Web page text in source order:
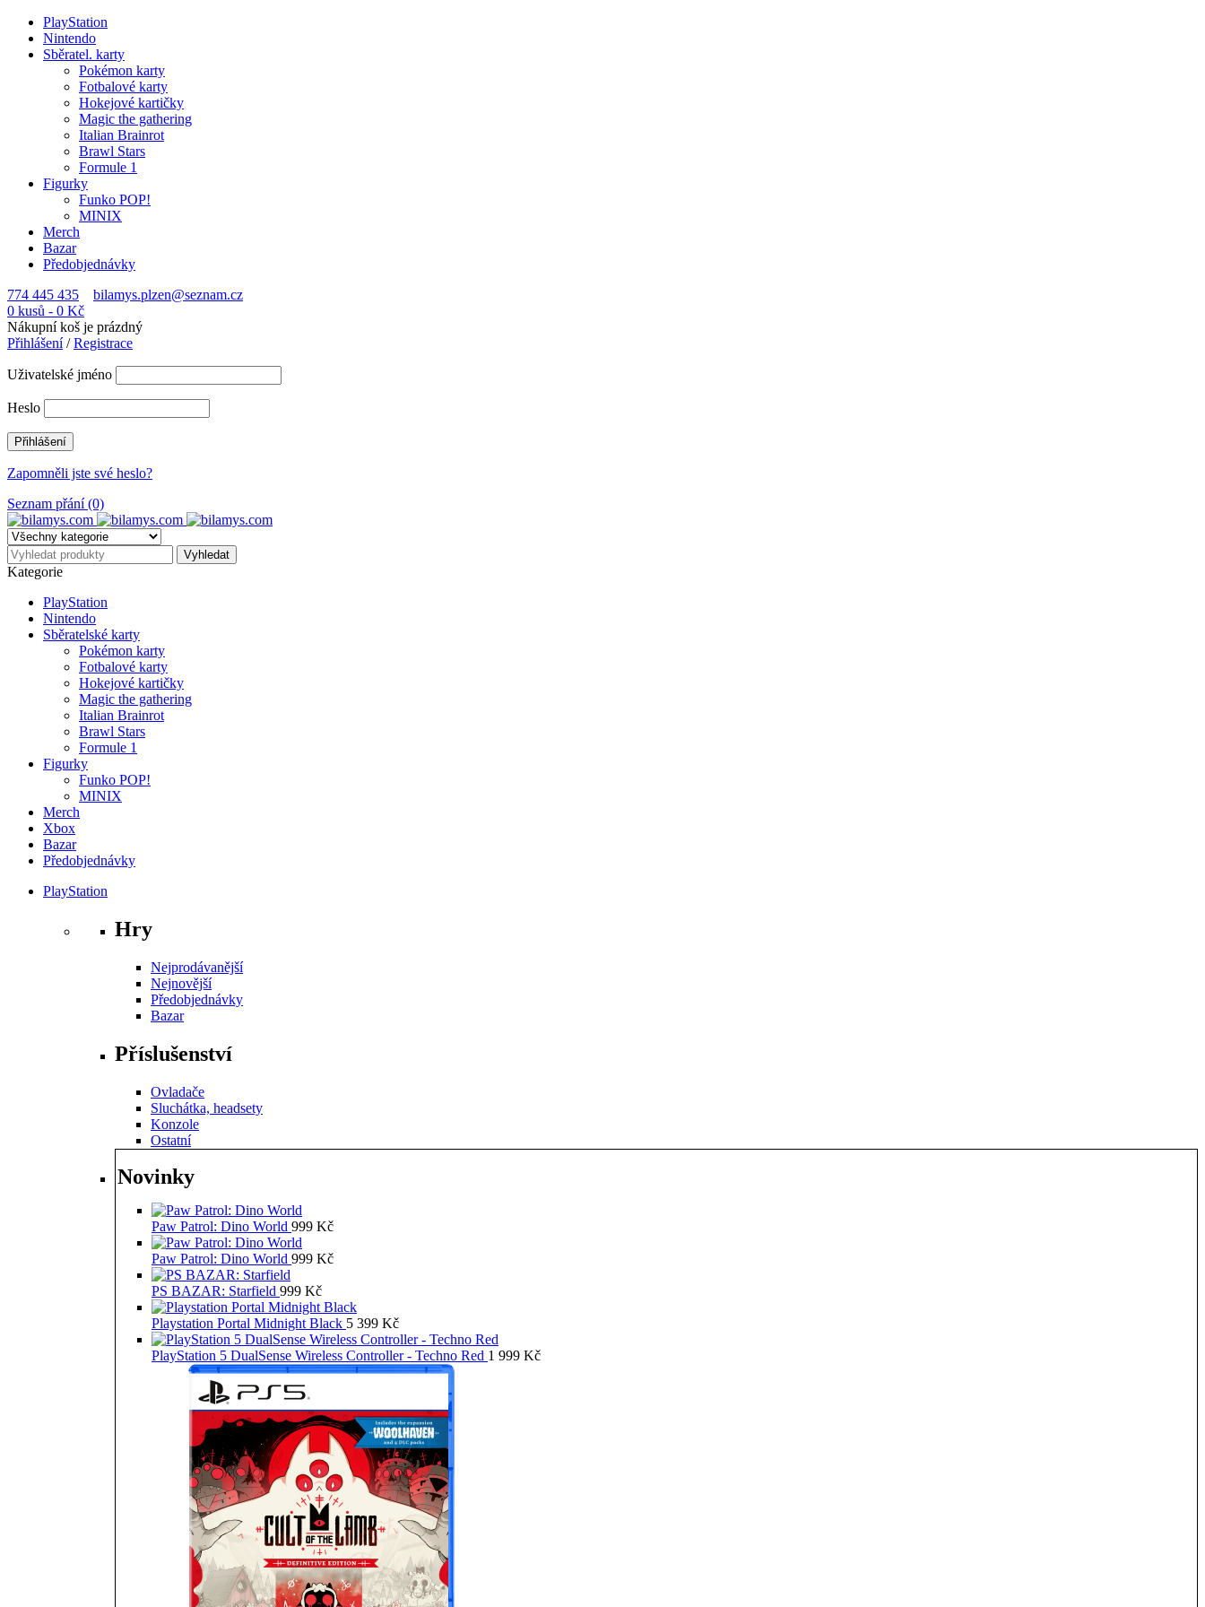
PlayStation
Nintendo
Sběratel. karty
Pokémon karty
Fotbalové karty
Hokejové kartičky
Magic the gathering
Italian Brainrot
Brawl Stars
Formule 1
Figurky
Funko POP!
MINIX
Merch
Bazar
Předobjednávky
774 445 435
bilamys.plzen@seznam.cz
0 kusů - 0 Kč
Nákupní koš je prázdný
Přihlášení/Registrace
Uživatelské jméno
Heslo
Zapomněli jste své heslo?
Seznam přání (0)
Kategorie
PlayStation
Nintendo
Sběratelské karty
Pokémon karty
Fotbalové karty
Hokejové kartičky
Magic the gathering
Italian Brainrot
Brawl Stars
Formule 1
Figurky
Funko POP!
MINIX
Merch
Xbox
Bazar
Předobjednávky
PlayStation
Hry
Nejprodávanější
Nejnovější
Předobjednávky
Bazar
Příslušenství
Ovladače
Sluchátka, headsety
Konzole
Ostatní
Novinky
Paw Patrol: Dino World 999 Kč
Paw Patrol: Dino World 999 Kč
PS BAZAR: Starfield 999 Kč
Playstation Portal Midnight Black 5 399 Kč
PlayStation 5 DualSense Wireless Controller - Techno Red 1 999 Kč